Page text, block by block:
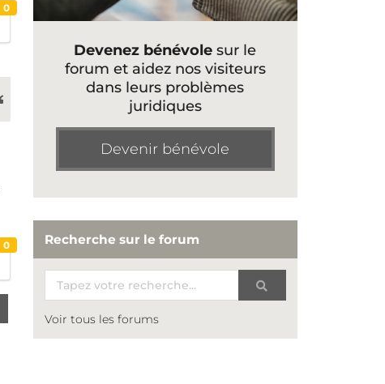
0
0
Devenez bénévole sur le
forum et aidez nos visiteurs
dans leurs problèmes
juridiques
Devenir bénévole
Recherche sur le forum
Voir tous les forums